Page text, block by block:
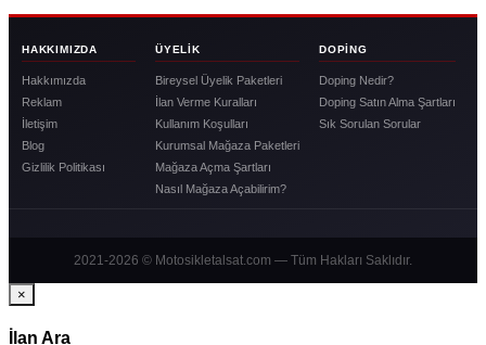
HAKKIMIZDA
Hakkımızda
Reklam
İletişim
Blog
Gizlilik Politikası
ÜYELIK
Bireysel Üyelik Paketleri
İlan Verme Kuralları
Kullanım Koşulları
Kurumsal Mağaza Paketleri
Mağaza Açma Şartları
Nasıl Mağaza Açabilirim?
DOPING
Doping Nedir?
Doping Satın Alma Şartları
Sık Sorulan Sorular
2021-2026 © Motosikletalsat.com — Tüm Hakları Saklıdır.
×
İlan Ara